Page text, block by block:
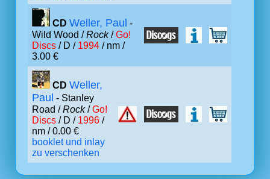
CD Weller, Paul -
Wild Wood /Rock/Go!
Discs / D / 1994 / nm /
3.00 €
CD Weller,
Paul - Stanley
Road /Rock/Go!
Discs / D / 1996 /
nm / 0.00 €
booklet und inlay
zu verschenken